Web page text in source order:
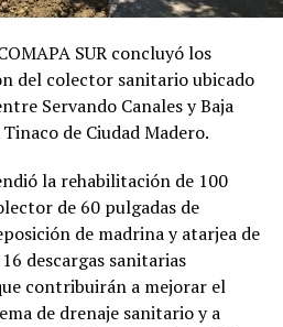
SUR concluyó los
del colector sanitario ubicado
Servando Canales y Baja
de Ciudad Madero.
la rehabilitación de 100
de 60 pulgadas de
de madrina y atarjea de
descargas sanitarias
contribuirán a mejorar el
de drenaje sanitario y a